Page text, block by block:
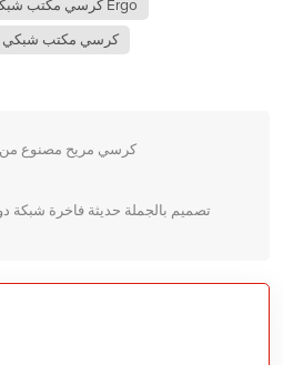
كرسي مكتب شبكة Ergo
كرسي مكتب شبكي
كرسي مريح مصنوع من
تصميم بالجملة حديثة فاخرة